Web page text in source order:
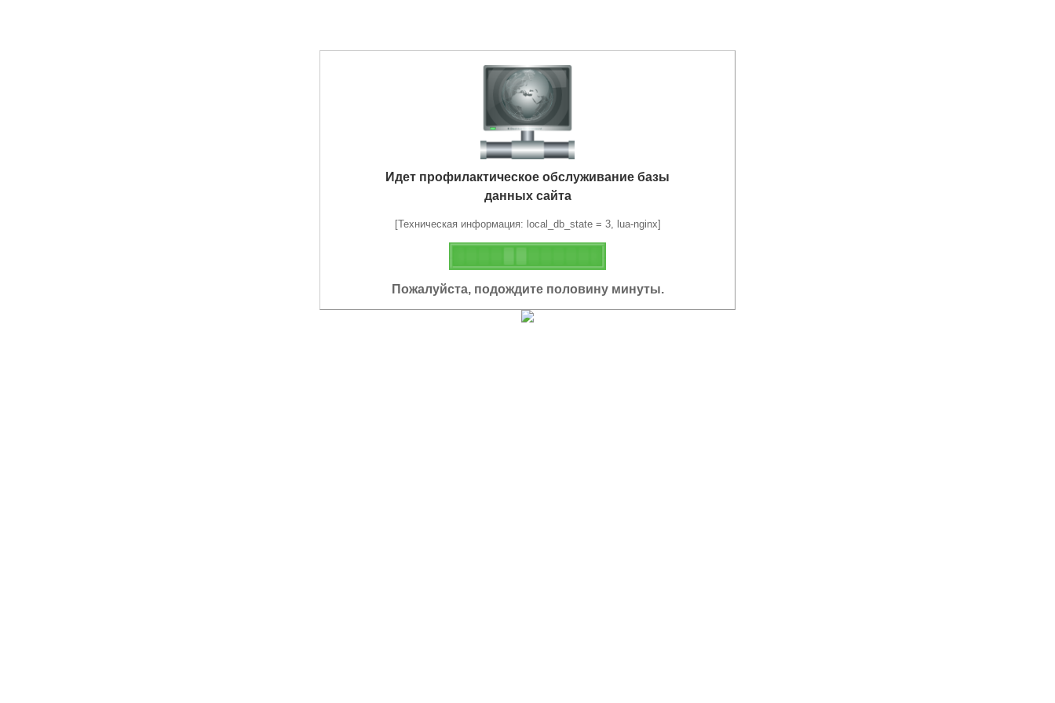
Идет профилактическое обслуживание базы
данных сайта
[Техническая информация: local_db_state = 3, lua-nginx]
Пожалуйста, подождите половину минуты.